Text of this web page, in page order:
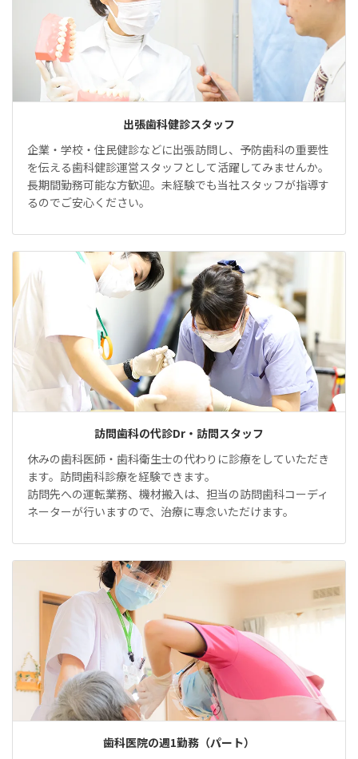
出張歯科健診スタッフ
企業・学校・住民健診などに出張訪問し、予防歯科の重要性
を伝える歯科健診運営スタッフとして活躍してみませんか。
長期間勤務可能な方歓迎。未経験でも当社スタッフが指導す
るのでご安心ください。
訪問歯科の代診Dr・訪問スタッフ
休みの歯科医師・歯科衛生士の代わりに診療をしていただき
ます。訪問歯科診療を経験できます。
訪問先への運転業務、機材搬入は、担当の訪問歯科コーディ
ネーターが行いますので、治療に専念いただけます。
歯科医院の週1勤務（パート）